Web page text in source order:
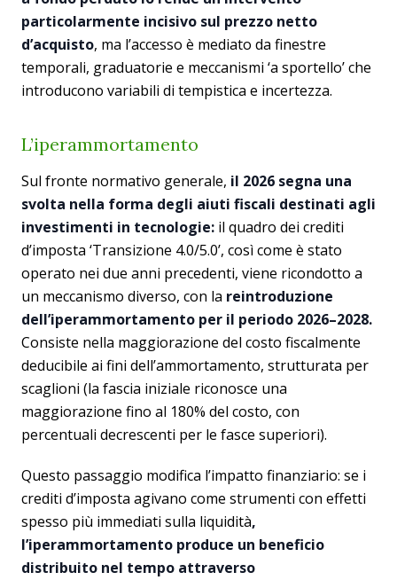
particolarmente incisivo sul prezzo netto
d’acquisto, ma l’accesso è mediato da finestre
temporali, graduatorie e meccanismi ‘a sportello’ che
introducono variabili di tempistica e incertezza.
L’iperammortamento
Sul fronte normativo generale, il 2026 segna una
svolta nella forma degli aiuti fiscali destinati agli
investimenti in tecnologie: il quadro dei crediti
d’imposta ‘Transizione 4.0/5.0’, così come è stato
operato nei due anni precedenti, viene ricondotto a
un meccanismo diverso, con la reintroduzione
dell’iperammortamento per il periodo 2026–2028.
Consiste nella maggiorazione del costo fiscalmente
deducibile ai fini dell’ammortamento, strutturata per
scaglioni (la fascia iniziale riconosce una
maggiorazione fino al 180% del costo, con
percentuali decrescenti per le fasce superiori).
Questo passaggio modifica l’impatto finanziario: se i
crediti d’imposta agivano come strumenti con effetti
spesso più immediati sulla liquidità,
l’iperammortamento produce un beneficio
distribuito nel tempo attraverso